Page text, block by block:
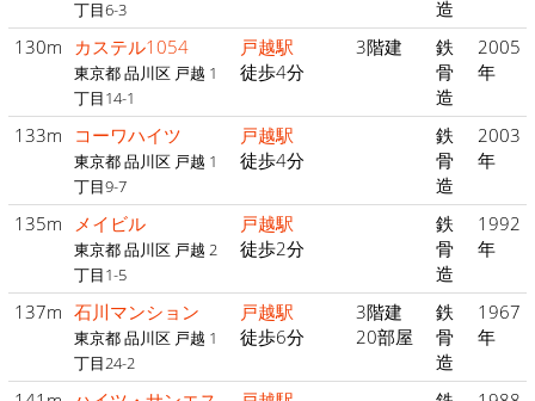
丁目6-3
造
130m
カステル1054
東京都 品川区 戸越 1
丁目14-1
戸越駅
徒歩4分
3階建
鉄
骨
造
2005
年
133m コーワハイツ
東京都 品川区 戸越 1
丁目9-7
戸越駅
徒歩4分
鉄
骨
造
2003
年
135m メイビル
東京都 品川区 戸越 2
丁目1-5
戸越駅
徒歩2分
鉄
骨
造
1992
年
137m 石川マンション
東京都 品川区 戸越 1
丁目24-2
戸越駅
徒歩6分
3階建
20部屋
鉄
骨
造
1967
年